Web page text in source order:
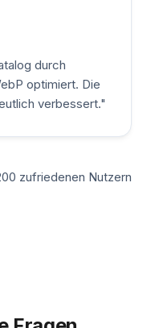
durch
optimiert. Die
verbessert."
zufriedenen Nutzern